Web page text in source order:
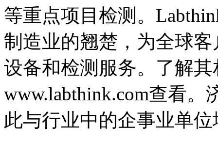
等重点项目检测。
制造业的翘楚，为全球
设备和检测服务。了解
www.labthink.com查看
此与行业中的企事业单